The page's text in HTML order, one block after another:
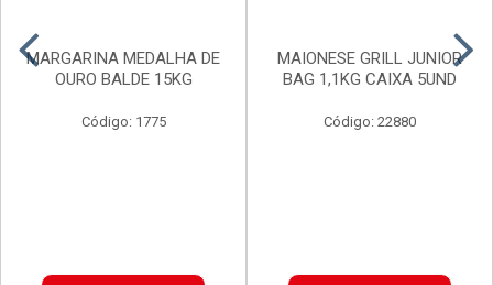
MARGARINA MEDALHA DE
OURO BALDE 15KG
Código: 1775
MAIONESE GRILL JUNIOR
BAG 1,1KG CAIXA 5UND
Código: 22880